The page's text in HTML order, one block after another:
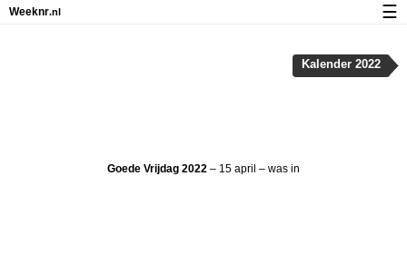
Goede Vrijdag 2022 – 15 april – was in
Kalender 2022
Weeknr.nl ☰